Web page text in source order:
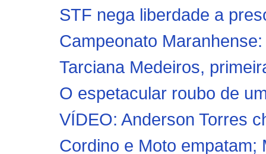
STF nega liberdade a
Campeonato
Tarciana Medeiros,
O espetacular roubo de
VÍDEO: Anderson Torres
Cordino e Moto empatam;